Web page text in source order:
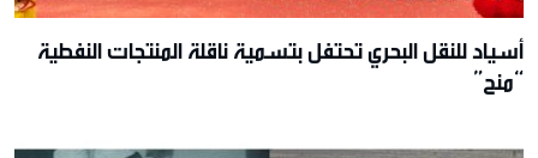
أسياد للنقل البحري تحتفل بتسمية ناقلة المنتجات النفطية
“منح”